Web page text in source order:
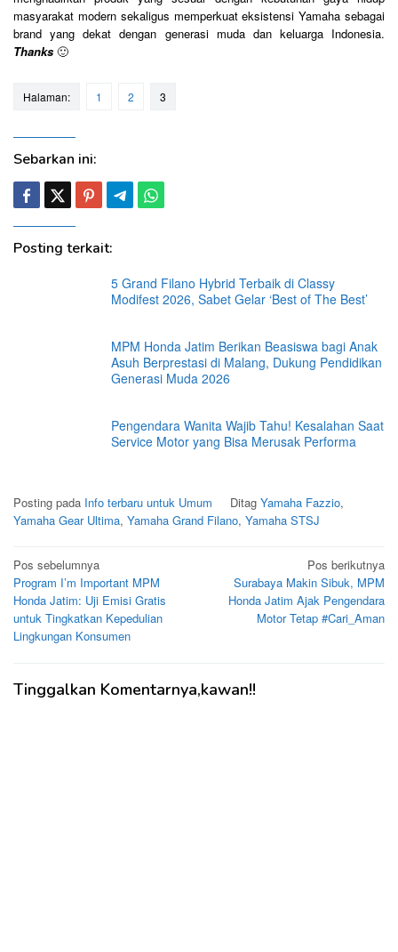
masyarakat modern sekaligus memperkuat eksistensi Yamaha sebagai
brand yang dekat dengan generasi muda dan keluarga Indonesia.
Thanks 🙂
Halaman: 1 2 3
Sebarkan ini:
Posting terkait:
5 Grand Filano Hybrid Terbaik di Classy
Modifest 2026, Sabet Gelar ‘Best of The Best’
MPM Honda Jatim Berikan Beasiswa bagi Anak
Asuh Berprestasi di Malang, Dukung Pendidikan
Generasi Muda 2026
Pengendara Wanita Wajib Tahu! Kesalahan Saat
Service Motor yang Bisa Merusak Performa
Posting pada Info terbaru untuk Umum Ditag Yamaha Fazzio,
Yamaha Gear Ultima, Yamaha Grand Filano, Yamaha STSJ
Navigasi
pos
Pos sebelumnya
Program I’m Important MPM
Honda Jatim: Uji Emisi Gratis
untuk Tingkatkan Kepedulian
Lingkungan Konsumen
Pos berikutnya
Surabaya Makin Sibuk, MPM
Honda Jatim Ajak Pengendara
Motor Tetap #Cari_Aman
Tinggalkan Komentarnya,kawan!!